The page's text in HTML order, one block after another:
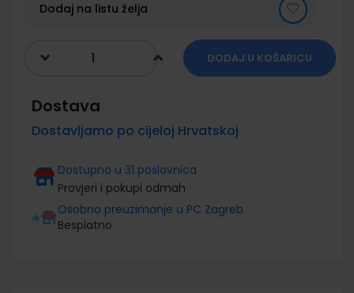
galleryDodaj na listu želja
DODAJ U KOŠARICU
Dostava
Dostavljamo po cijeloj Hrvatskoj
Dostupno u 31 poslovnica
Provjeri i pokupi odmah
Osobno preuzimanje u PC Zagreb
Besplatno